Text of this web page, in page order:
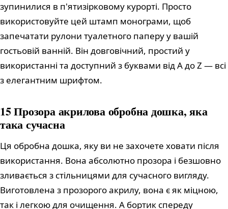
зупинилися в п'ятизірковому курорті. Просто
використовуйте цей штамп монограми, щоб
запечатати рулони туалетного паперу у вашій
гостьовій ванній. Він довговічний, простий у
використанні та доступний з буквами від A до Z — всі
з елегантним шрифтом.
15 Прозора акрилова обробна дошка, яка
така сучасна
Ця обробна дошка, яку ви не захочете ховати після
використання. Вона абсолютно прозора і безшовно
зливається з стільницями для сучасного вигляду.
Виготовлена з прозорого акрилу, вона є як міцною,
так і легкою для очищення. А бортик спереду